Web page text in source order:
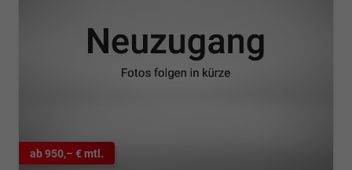
ab 950,– € mtl.